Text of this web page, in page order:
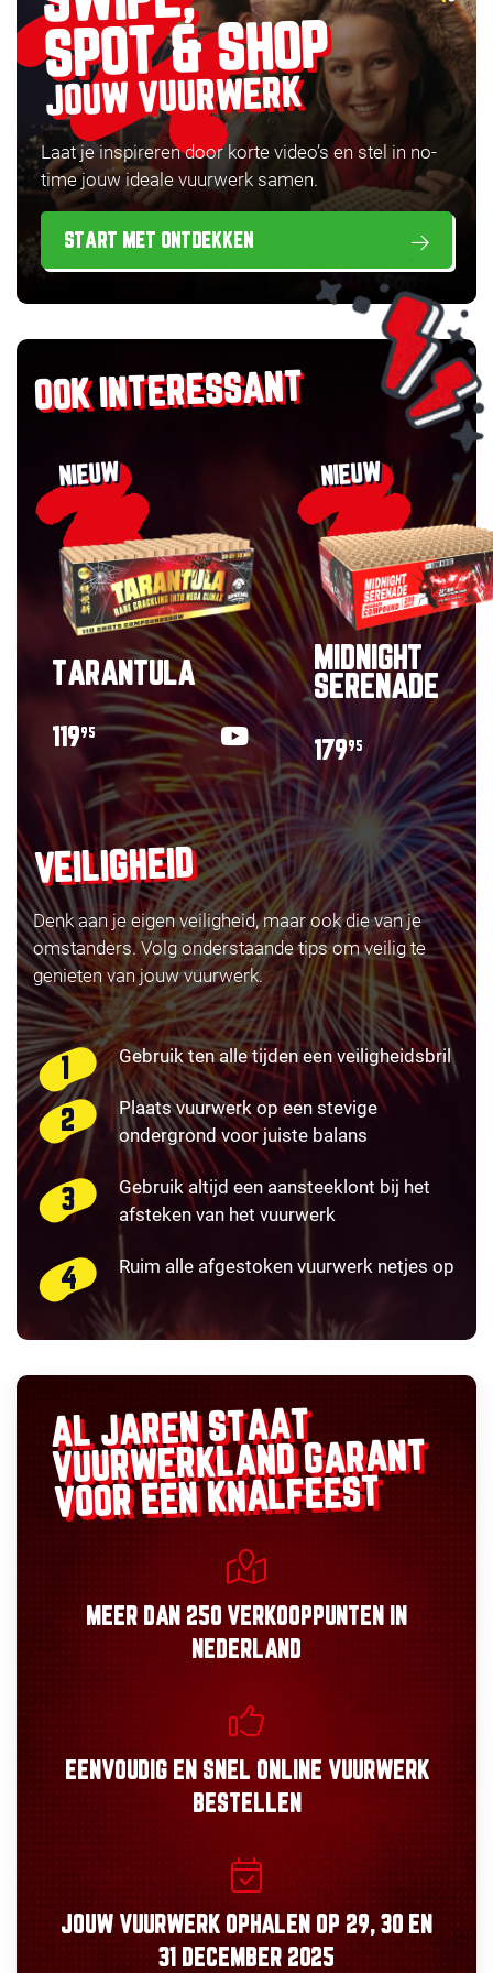
SPOT & SHOP
JOUW VUURWERK
Laat je inspireren door korte video’s en stel in no-
time jouw ideale vuurwerk samen.
START MET ONTDEKKEN
OOK INTERESSANT
NIEUW
TARANTULA
11995
NIEUW
MIDNIGHT
SERENADE
17995
VEILIGHEID
Denk aan je eigen veiligheid, maar ook die van je
omstanders. Volg onderstaande tips om veilig te
genieten van jouw vuurwerk.
Gebruik ten alle tijden een veiligheidsbril
Plaats vuurwerk op een stevige
ondergrond voor juiste balans
Gebruik altijd een aansteeklont bij het
afsteken van het vuurwerk
Ruim alle afgestoken vuurwerk netjes op
AL JAREN STAAT
VUURWERKLANDGARANT
VOOR EEN KNALFEEST
MEER DAN 250 VERKOOPPUNTEN
IN
NEDERLAND
EENVOUDIGEN SNEL ONLINE VUURWERK
BESTELLEN
JOUW VUURWERK OPHALEN OP 29, 30 EN
31 DECEMBER 2025